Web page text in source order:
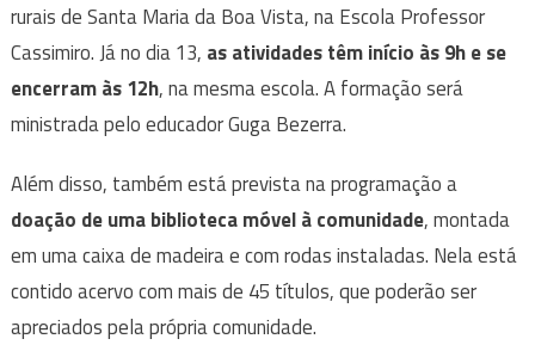
rurais de Santa Maria da Boa Vista, na Escola Professor
Cassimiro. Já no dia 13, as atividades têm início às 9h e se
encerram às 12h, na mesma escola. A formação será
ministrada pelo educador Guga Bezerra.
Além disso, também está prevista na programação a
doação de uma biblioteca móvel à comunidade, montada
em uma caixa de madeira e com rodas instaladas. Nela está
contido acervo com mais de 45 títulos, que poderão ser
apreciados pela própria comunidade.